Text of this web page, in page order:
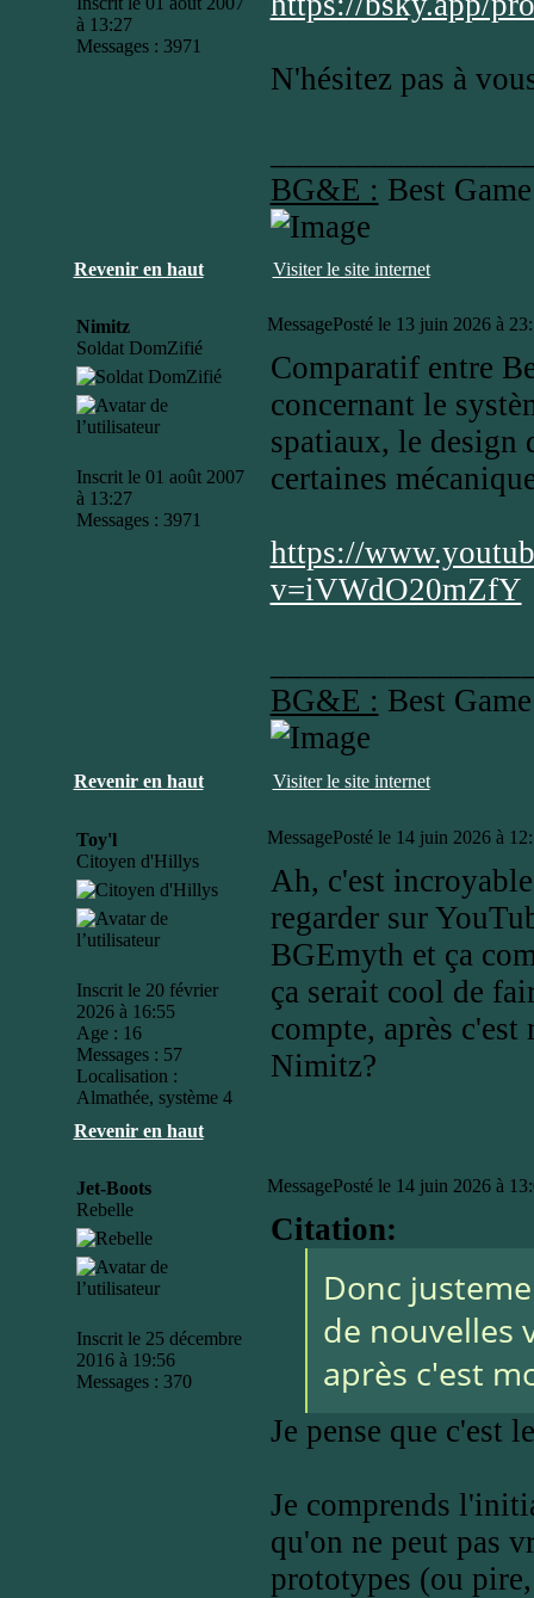
à 13:27
Messages : 3971
N'hésitez pas à
BG&E : Best
Revenir en haut Visiter le site internet
Nimitz
Soldat DomZifié
Inscrit le 01 août 2007
à 13:27
Messages : 3971
MessagePosté le 13 juin 2026 à
Comparatif entre
concernant le
spatiaux, le design
certaines
https://
v=iVWdO20mZfY
BG&E : Best
Revenir en haut Visiter le site internet
Toy'l
Citoyen d'Hillys
Inscrit le 20 février
2026 à 16:55
Age : 16
Messages : 57
Localisation :
Almathée, système 4
MessagePosté le 14 juin 2026 à
Ah, c'est
regarder sur
BGEmyth et ça
ça serait cool de
compte, après
Nimitz?
Revenir en haut
Jet-Boots
Rebelle
Inscrit le 25 décembre
2016 à 19:56
Messages : 370
MessagePosté le 14 juin 2026 à
Citation:
Donc
de nouvelles
après c'est
Je pense que c'est
Je comprends
qu'on ne peut pas
prototypes (ou